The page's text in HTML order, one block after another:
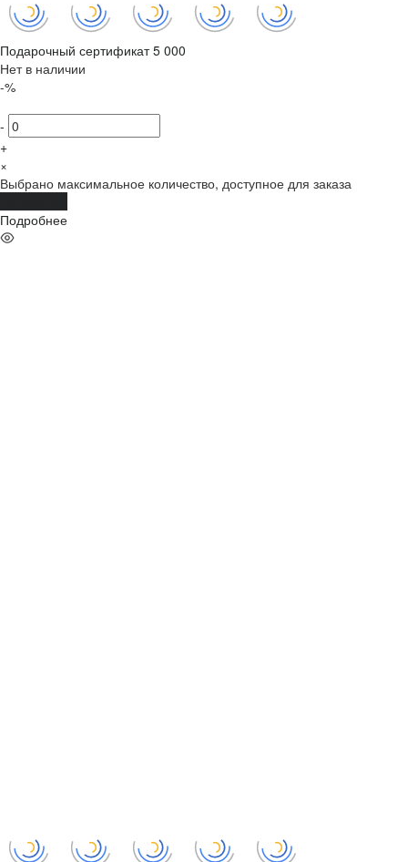
Подарочный сертификат 5 000
Нет в наличии
-%
-
+
×
Выбрано максимальное количество, доступное для заказа
Подробнее